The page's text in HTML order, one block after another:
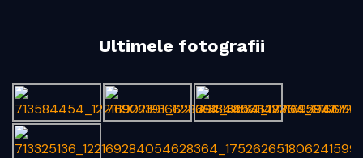
Ultimele fotografii